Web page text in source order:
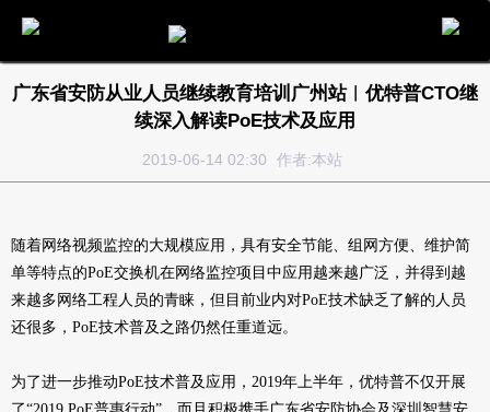
广东省安防从业人员继续教育培训广州站︱优特普CTO继
续深入解读PoE技术及应用
2019-06-14 02:30 作者:本站
随着网络视频监控的大规模应用，具有安全节能、组网方便、维护简
单等特点的PoE交换机在网络监控项目中应用越来越广泛，并得到越
来越多网络工程人员的青睐，但目前业内对PoE技术缺乏了解的人员
还很多，PoE技术普及之路仍然任重道远。
为了进一步推动PoE技术普及应用，2019年上半年，优特普不仅开展
电话 留言